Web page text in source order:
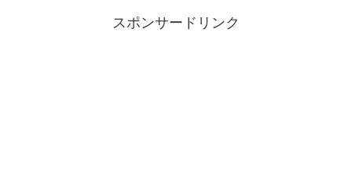
スポンサードリンク